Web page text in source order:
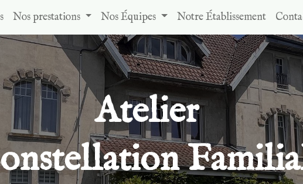
Nos prestations Nos Équipes Notre Établissement
Atelier